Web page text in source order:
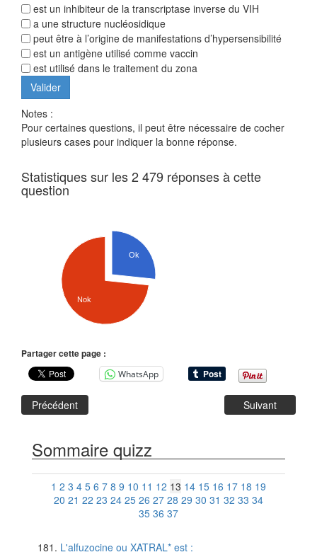
est un inhibiteur de la transcriptase inverse du VIH
a une structure nucléosidique
peut être à l’origine de manifestations d’hypersensibilité
est un antigène utilisé comme vaccin
est utilisé dans le traitement du zona
Notes :
Pour certaines questions, il peut être nécessaire de cocher
plusieurs cases pour indiquer la bonne réponse.
Statistiques sur les 2 479 réponses à cette
question
Ok
Nok
Partager cette page :
WhatsApp
Précédent Suivant
Sommaire quizz
1 2 3 4 5 6 7 8 9 10 11 12 13 14 15 16 17 18 19
20 21 22 23 24 25 26 27 28 29 30 31 32 33 34
35 36 37
L'alfuzocine ou XATRAL* est :